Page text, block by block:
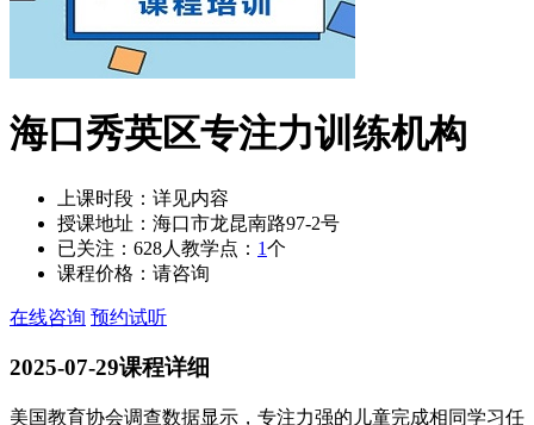
海口秀英区专注力训练机构
上课时段： 详见内容
授课地址： 海口市龙昆南路97-2号
已关注： 628人 教学点： 1个
课程价格： 请咨询
在线咨询 预约试听
2025-07-29课程详细
美国教育协会调查数据显示，专注力强的儿童完成相同学习任